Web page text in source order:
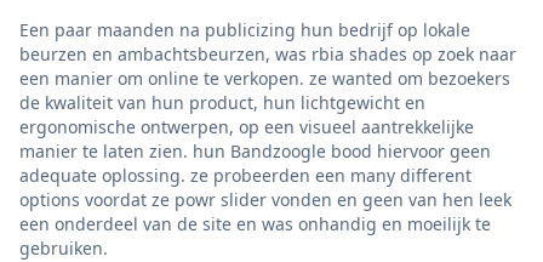
Een paar maanden na publicizing hun bedrijf op lokale
beurzen en ambachtsbeurzen, was rbia shades op zoek naar
een manier om online te verkopen. ze wanted om bezoekers
de kwaliteit van hun product, hun lichtgewicht en
ergonomische ontwerpen, op een visueel aantrekkelijke
manier te laten zien. hun Bandzoogle bood hiervoor geen
adequate oplossing. ze probeerden een many different
options voordat ze powr slider vonden en geen van hen leek
een onderdeel van de site en was onhandig en moeilijk te
gebruiken.